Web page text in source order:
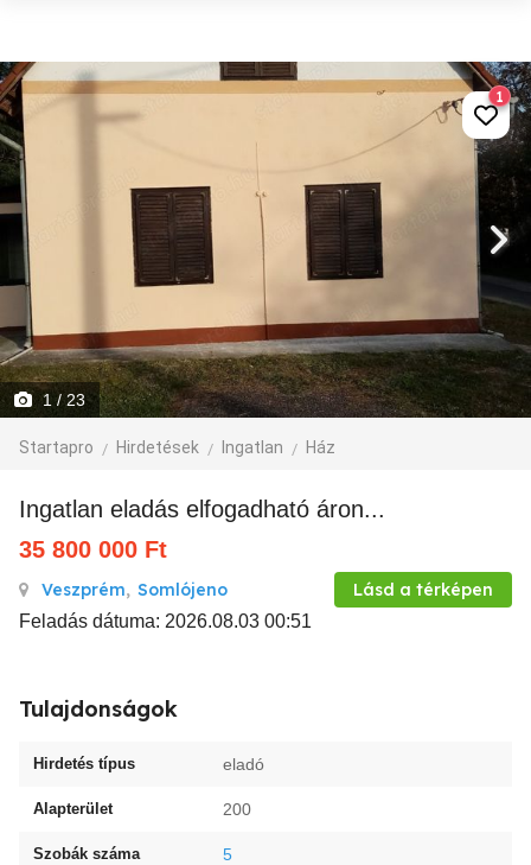
1 / 23
Startapro Hirdetések Ingatlan Ház
1
Ingatlan eladás elfogadható áron...
35 800 000 Ft
Veszprém, Somlójeno Lásd a térképen
Feladás dátuma: 2026.08.03 00:51
Tulajdonságok
Hirdetés típus eladó
Alapterület 200
Szobák száma 5